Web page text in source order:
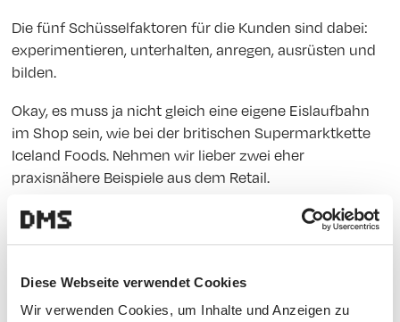
Diese Webseite verwendet Cookies
Wir verwenden Cookies, um Inhalte und Anzeigen zu
Die fünf Schüsselfaktoren für die Kunden sind dabei:
experimentieren, unterhalten, anregen, ausrüsten und
bilden.
Okay, es muss ja nicht gleich eine eigene Eislaufbahn
im Shop sein, wie bei der britischen Supermarktkette
Iceland Foods. Nehmen wir lieber zwei eher
praxisnähere Beispiele aus dem Retail.
Blush it real good.
Bei diesem Case geht’s um Make-up – von Mascara bis